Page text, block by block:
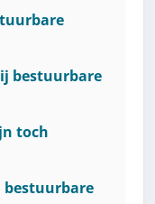
bestuurbare
toch
bestuurbare